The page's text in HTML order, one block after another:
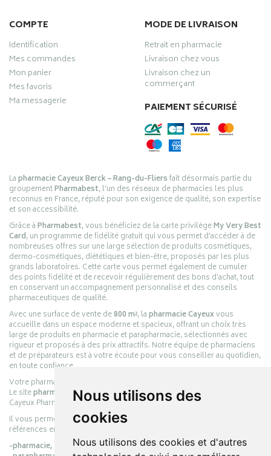
Nous utilisons des
cookies
Nous utilisons des cookies et d'autres
COMPTE
Identification
Mes commandes
Mon panier
Mes favoris
Ma messagerie
MODE DE LIVRAISON
Retrait en pharmacie
Livraison chez vous
Livraison chez un
commerçant
PAIEMENT SÉCURISÉ
Lapharmacie Cayeux Berck – Rang-du-Fliersfait désormais partie du
groupementPharmabest, l’un des réseaux de pharmacies les plus
reconnus en France, réputé pour son exigence de qualité, son expertise
et son accessibilité.
Grâce àPharmabest, vous bénéficiez de la carte privilègeMy Very Best
Card, un programme de fidélité gratuit qui vous permet d’accéder à de
nombreuses offres sur une large sélection de produits cosmétiques,
dermo-cosmétiques, diététiques et bien-être, proposés par les plus
grands laboratoires. Cette carte vous permet également de cumuler
des points fidélité et de recevoir régulièrement des bons d’achat, tout
en conservant un accompagnement personnalisé et des conseils
pharmaceutiques de qualité.
Avec une surface de vente de800 m², lapharmacie Cayeuxvous
accueille dans un espace moderne et spacieux, offrant un choix très
large de produits en pharmacie et parapharmacie, sélectionnés avec
rigueur et proposés à des prix attractifs. Notre équipe de pharmaciens
et de préparateurs est à votre écoute pour vous conseiller au quotidien,
en toute confiance.
Votre pharmacie en ligne :
Le sitepharmacie-cayeux.frest le prolongement digital de la pharmacie
Cayeux Pharmabest Berck-sur-Mer – Rang-du-Fliers.
Il vous permet de réaliser vos achats en ligne parmi des milliers de
références en :
-pharmacie,